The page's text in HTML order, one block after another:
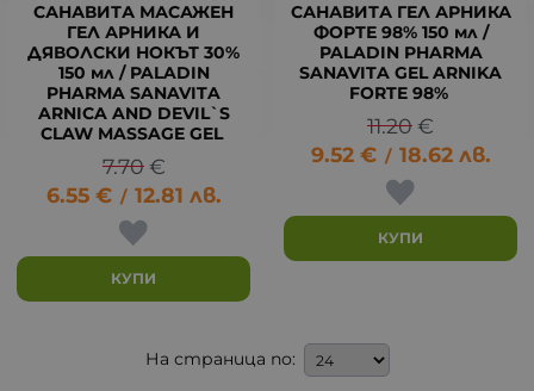
САНАВИТА МАСАЖЕН
ГЕЛ АРНИКА И
ДЯВОЛСКИ НОКЪТ 30%
150 мл / PALADIN
PHARMA SANAVITA
ARNICA AND DEVIL`S
CLAW MASSAGE GEL
7.70 €
6.55 € / 12.81 лв.
КУПИ
САНАВИТА ГЕЛ АРНИКА
ФОРТЕ 98% 150 мл /
PALADIN PHARMA
SANAVITA GEL ARNIKA
FORTE 98%
11.20€
9.52 € / 18.62 лв.
КУПИ
На страница по: